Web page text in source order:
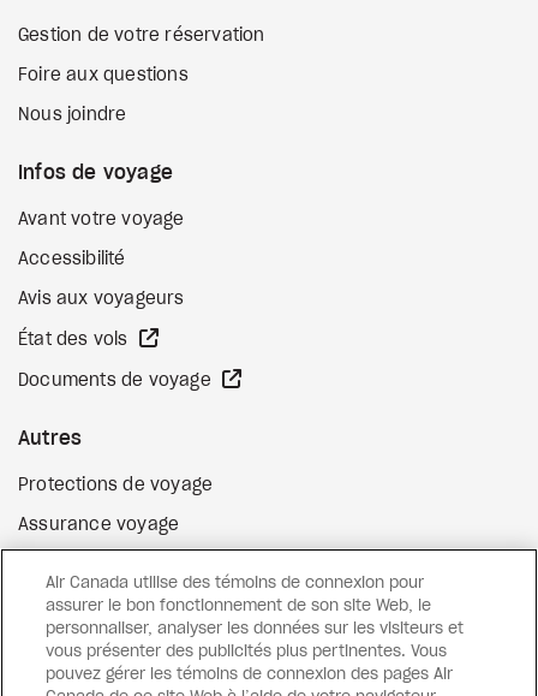
Gestion de votre réservation
Foire aux questions
Nous joindre
Infos de voyage
Avant votre voyage
Accessibilité
Avis aux voyageurs
État des vols
Documents de voyage
Autres
Protections de voyage
Assurance voyage
Surclassement de vol
Cartes-cadeaux Site Web externe
Air Canada utilise des témoins de connexion pour
assurer le bon fonctionnement de son site Web, le
personnaliser, analyser les données sur les visiteurs et
vous présenter des publicités plus pertinentes. Vous
pouvez gérer les témoins de connexion des pages Air